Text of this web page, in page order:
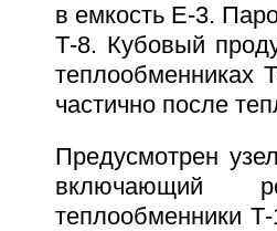
в емкость Е-3.
Т-8. Кубовый
теплообменниках
частично после
Предусмотрен
включающий
теплообменники